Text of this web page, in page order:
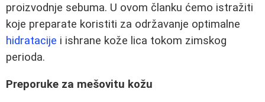
proizvodnje sebuma. U ovom članku ćemo istražiti
koje preparate koristiti za održavanje optimalne
hidratacije i ishrane kože lica tokom zimskog
perioda.
Preporuke za mešovitu kožu